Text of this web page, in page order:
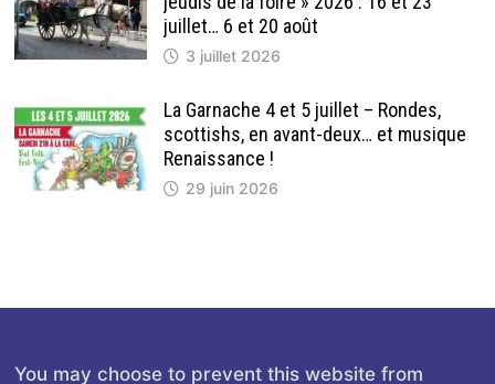
juillet… 6 et 20 août
3 juillet 2026
La Garnache 4 et 5 juillet – Rondes,
scottishs, en avant-deux… et musique
Renaissance !
29 juin 2026
You may choose to prevent this website from